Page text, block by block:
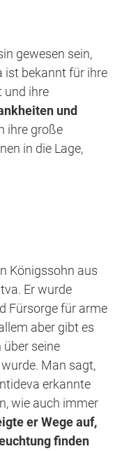
gewesen sein,
ist bekannt für ihre
und ihre
und
ihre große
in die Lage,
Königssohn aus
Er wurde
Fürsorge für arme
aber gibt es
über seine
Man sagt,
erkannte
wie auch immer
er Wege auf,
finden